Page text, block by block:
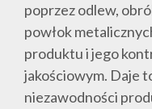
poprzez odlew,
powłok
produktu i jego
jakościowym. Daje
niezawodności